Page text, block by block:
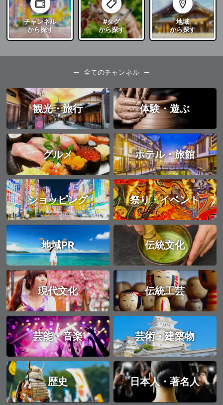
チャンネル
から探す
#タグ
から探す
地域
から探す
全てのチャンネル
観光・旅行 体験・遊ぶ
グルメ ホテル・旅館
ショッピング 祭り・イベント
地域PR 伝統文化
現代文化 伝統工芸
芸能・音楽 芸術・建築物
歴史 日本人・著名人